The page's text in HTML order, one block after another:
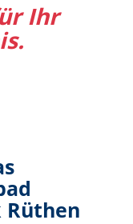
Ihr